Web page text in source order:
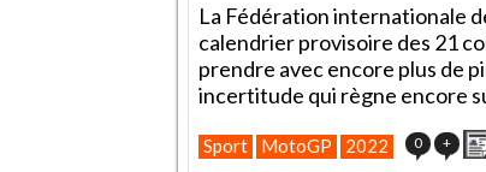
La Fédération internationale
calendrier provisoire des 21
prendre avec encore plus de
incertitude qui règne encore
Sport MotoGP 2022 0 +